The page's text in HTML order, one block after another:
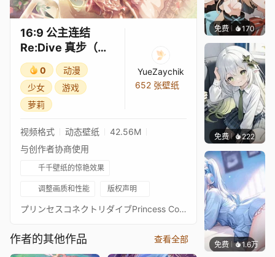
16:9 公主连结
Re:Dive 真步（灰
姑娘）3★
0
动漫
少女
游戏
萝莉
YueZaychik
652 张壁纸
视频格式 动态壁纸
42.56M
与创作者协商使用
千千壁纸的惊艳效果
调整画质和性能 版权声明
プリンセスコネクトリダイブPrincess Connect! Re: Dive超异域公主连结！Re: Dive3星 灰姑娘 真步 3★ 主页动画壁纸3★マホ（シンデレラ） - Maho通过 Waifu2x 降噪放大 + FFmpeg 60FPS 补帧处理21:9 带鱼屏适配版：https://steamcommunity.com/sharedfiles/filedetails/?id=2438217915PCR 16:9 合集：https://steamcommunity.com/sharedfiles/filedetails/?id=2134024999PCR 21:9 合集：https://steamcommunity.com/sharedfiles/filedetails/?id=2137377323
作者的其他作品 查看全部
免费 170渔小小
免费 222渔小小
免费 1.6万豆子